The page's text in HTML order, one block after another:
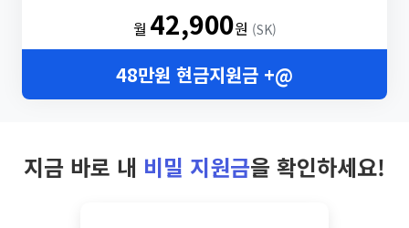
월 42,900원 (SK)
48만원 현금지원금 +@
지금 바로 내 비밀 지원금을 확인하세요!